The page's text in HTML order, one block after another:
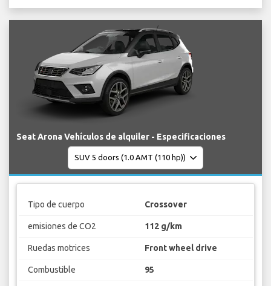
Seat Arona Vehículos de alquiler - Especificaciones
Tipo de cuerpo Crossover
emisiones de CO2 112 g/km
Ruedas motrices Front wheel drive
Combustible 95